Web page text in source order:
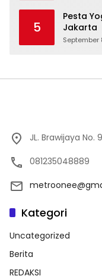
5
Pesta
Jakarta
September
JL. Brawijaya No.
081235048889
Kategori
Uncategorized
Berita
REDAKSI